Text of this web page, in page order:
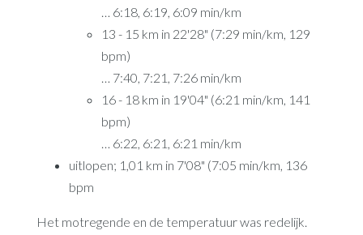
… 6:18, 6:19, 6:09 min/km
13 - 15 km in 22'28" (7:29 min/km, 129
bpm)
… 7:40, 7:21, 7:26 min/km
16 - 18 km in 19'04" (6:21 min/km, 141
bpm)
… 6:22, 6:21, 6:21 min/km
uitlopen; 1,01 km in 7'08" (7:05 min/km, 136
bpm
Het motregende en de temperatuur was redelijk.